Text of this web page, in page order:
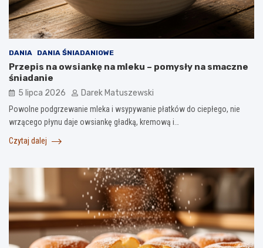
DANIA DANIA ŚNIADANIOWE
Przepis na owsiankę na mleku – pomysły na smaczne
śniadanie
5 lipca 2026 Darek Matuszewski
Powolne podgrzewanie mleka i wsypywanie płatków do ciepłego, nie
wrzącego płynu daje owsiankę gładką, kremową i…
Czytaj dalej